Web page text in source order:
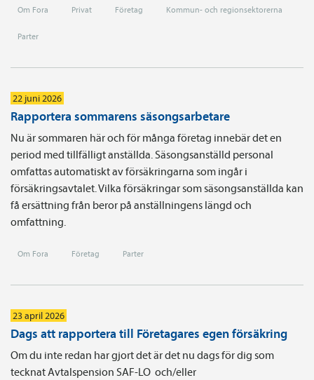
Om Fora Privat Företag Kommun- och regionsektorerna
Parter
22 juni 2026
Rapportera sommarens säsongsarbetare
Nu är sommaren här och för många företag innebär det en
period med tillfälligt anställda. Säsongsanställd personal
omfattas automatiskt av försäkringarna som ingår i
försäkringsavtalet. Vilka försäkringar som säsongsanställda kan
få ersättning från beror på anställningens längd och
omfattning.
Om Fora Företag Parter
23 april 2026
Dags att rapportera till Företagares egen försäkring
Om du inte redan har gjort det är det nu dags för dig som
tecknat Avtals­pension SAF-LO och/eller